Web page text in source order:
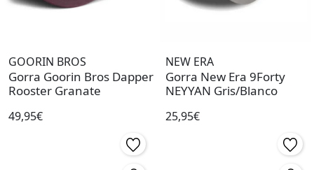
GOORIN BROS
Gorra Goorin Bros Dapper
Rooster Granate
49,95€
NEW ERA
Gorra New Era 9Forty
NEYYAN Gris/Blanco
25,95€